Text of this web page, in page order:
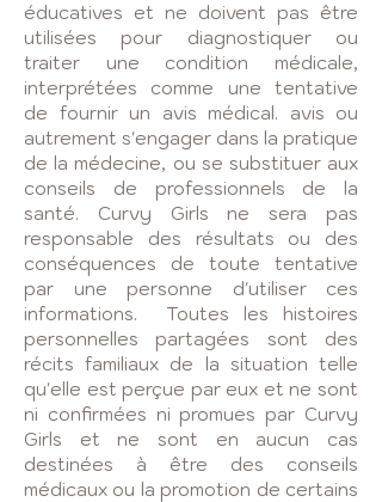
éducatives et ne doivent pas être
utilisées pour diagnostiquer ou
traiter une condition médicale,
interprétées comme une tentative
de fournir un avis médical. avis ou
autrement s'engager dans la pratique
de la médecine, ou se substituer aux
conseils de professionnels de la
santé. Curvy Girls ne sera pas
responsable des résultats ou des
conséquences de toute tentative
par une personne d'utiliser ces
informations. Toutes les histoires
personnelles partagées sont des
récits familiaux de la situation telle
qu'elle est perçue par eux et ne sont
ni confirmées ni promues par Curvy
Girls et ne sont en aucun cas
destinées à être des conseils
médicaux ou la promotion de certains